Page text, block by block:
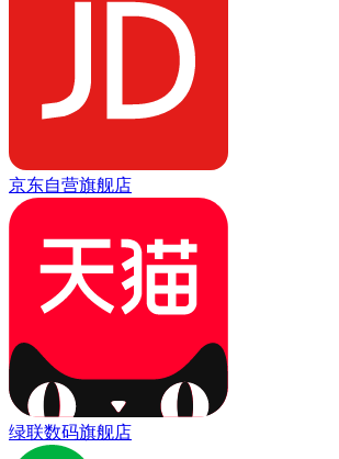
京东自营旗舰店
绿联数码旗舰店